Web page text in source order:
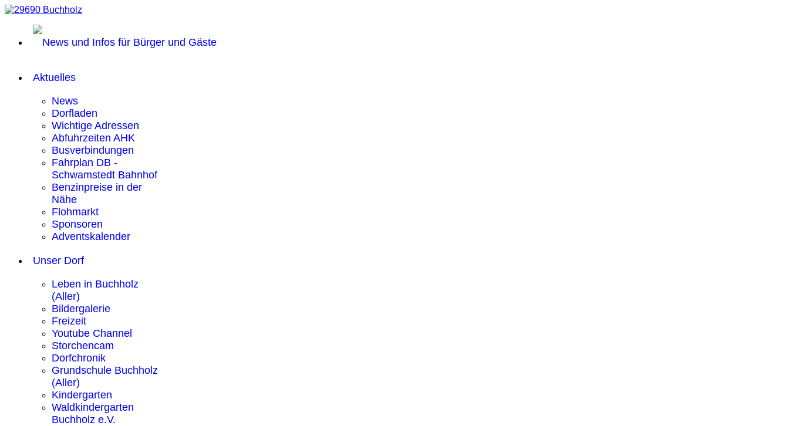
Aktuelles
News
Dorfladen
Wichtige Adressen
Abfuhrzeiten AHK
Busverbindungen
Fahrplan DB -
Schwamstedt Bahnhof
Benzinpreise in der
Nähe
Flohmarkt
Sponsoren
Adventskalender
Unser Dorf
Leben in Buchholz
(Aller)
Bildergalerie
Freizeit
Youtube Channel
Storchencam
Dorfchronik
Grundschule Buchholz
(Aller)
Kindergarten
Waldkindergarten
Buchholz e.V.